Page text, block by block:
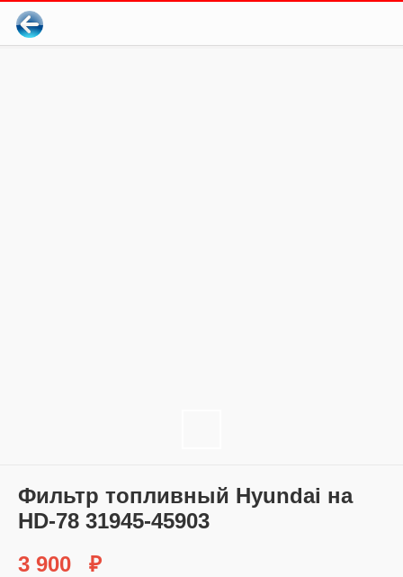
Фильтр топливный Hyundai на
HD-78 31945-45903
3 900
₽